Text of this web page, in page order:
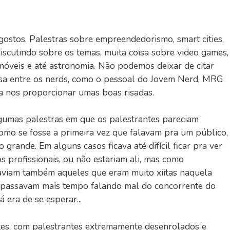
Palestras sobre empreendedorismo, smart cities,
sobre os temas, muita coisa sobre video games,
e até astronomia. Não podemos deixar de citar
entre os nerds, como o pessoal do Jovem Nerd, MRG
nos proporcionar umas boas risadas.
palestras em que os palestrantes pareciam
se fosse a primeira vez que falavam pra um público,
Em alguns casos ficava até difícil ficar pra ver
profissionais, ou não estariam ali, mas como
também aqueles que eram muito xiitas naquela
mais tempo falando mal do concorrente do
era de se esperar...
com palestrantes extremamente desenrolados e